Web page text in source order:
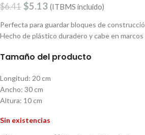
$6.41 $5.13 (ITBMS incluido)
Perfecta para guardar bloques de
Hecho de plástico duradero y cabe en marcos
Tamaño del producto
Longitud: 20 cm
Ancho: 30 cm
Altura: 10 cm
Sin existencias